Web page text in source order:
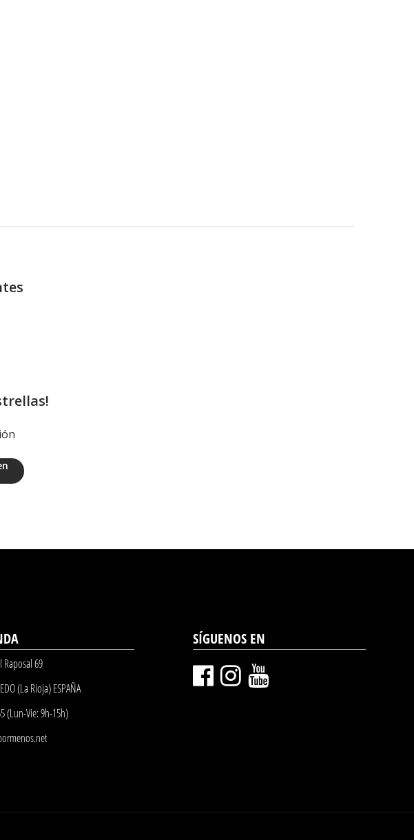
Raposal 69
(La Rioja) ESPAÑA
(Lun-Vie: 9h-15h)
SÍGUENOS EN